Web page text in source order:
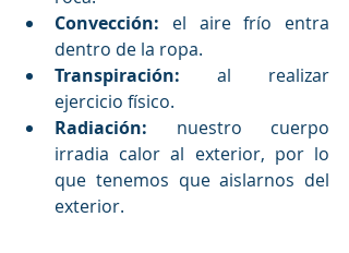
Convección: el aire frío entra
dentro de la ropa.
Transpiración: al realizar
ejercicio físico.
Radiación: nuestro cuerpo
irradia calor al exterior, por lo
que tenemos que aislarnos del
exterior.